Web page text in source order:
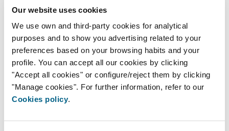
Our website uses cookies
We use own and third-party cookies for analytical
purposes and to show you advertising related to your
preferences based on your browsing habits and your
profile. You can accept all our cookies by clicking
"Accept all cookies" or configure/reject them by clicking
"Manage cookies". For further information, refer to our
Cookies policy.
produits Airzone
Les points techniques Airzone sont des
points de rencontre pour les
installateurs Airzone qualifiés opérant
dans toute l'France. Tous les ATP sont
des professionnels de la climatisation
qui vous offriront un service complet,
du conseil sur les produits à